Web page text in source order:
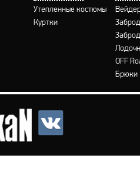
Утепленные костюмы
Куртки
OFF
Брюки